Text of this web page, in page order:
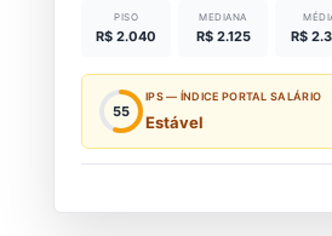
PISO
R$ 2.040
MEDIANA
R$ 2.125 R$
55
IPS — ÍNDICE PORTAL SALÁRIO
Estável